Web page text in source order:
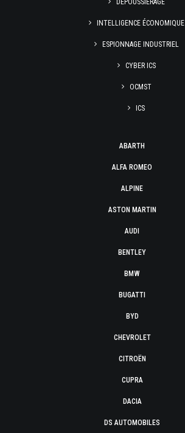
DÉPOUSSIÉRAGE
INTELLIGENCE ÉCONOMIQUE
ESPIONNAGE INDUSTRIEL
CYBER ICS
OCMST
ICS
ABARTH
ALFA ROMEO
ALPINE
ASTON MARTIN
AUDI
BENTLEY
BMW
BUGATTI
BYD
CHEVROLET
CITROËN
CUPRA
DACIA
DS AUTOMOBILES